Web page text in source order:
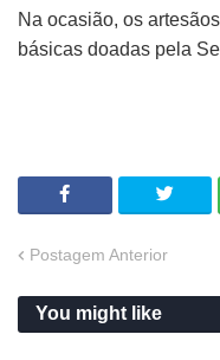
Na ocasião, os
básicas doadas pela
Postagem Anterior
You might like